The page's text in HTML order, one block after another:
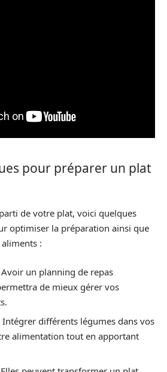
pour préparer un plat
de votre plat, voici quelques
optimiser la préparation ainsi que
:
Avoir un planning de repas
de mieux gérer vos
Intégrer différents légumes dans vos
alimentation tout en apportant